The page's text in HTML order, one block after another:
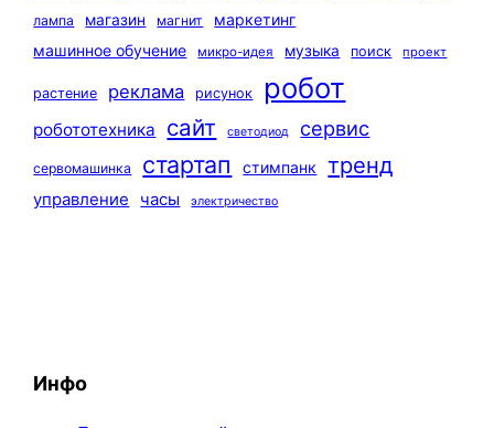
лампа
магазин магнит
маркетинг
машинное обучение
микро-идея музыка поиск проект
растение реклама рисунок робот
робототехника сайт светодиод сервис
сервомашинка стартап стимпанк тренд
управление часы электричество
Инфо